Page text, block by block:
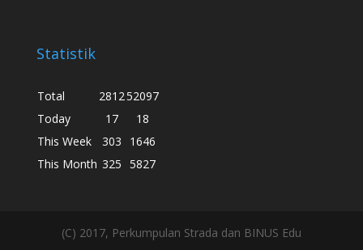
Statistik
Total 281252097
Today
17
18
This Week
303
1646
This Month 325 5827
(C) 2017, Perkumpulan Strada dan BINUS Edu